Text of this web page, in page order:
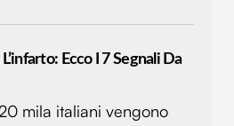
Ecco I 7 Segnali Da
mila italiani vengono